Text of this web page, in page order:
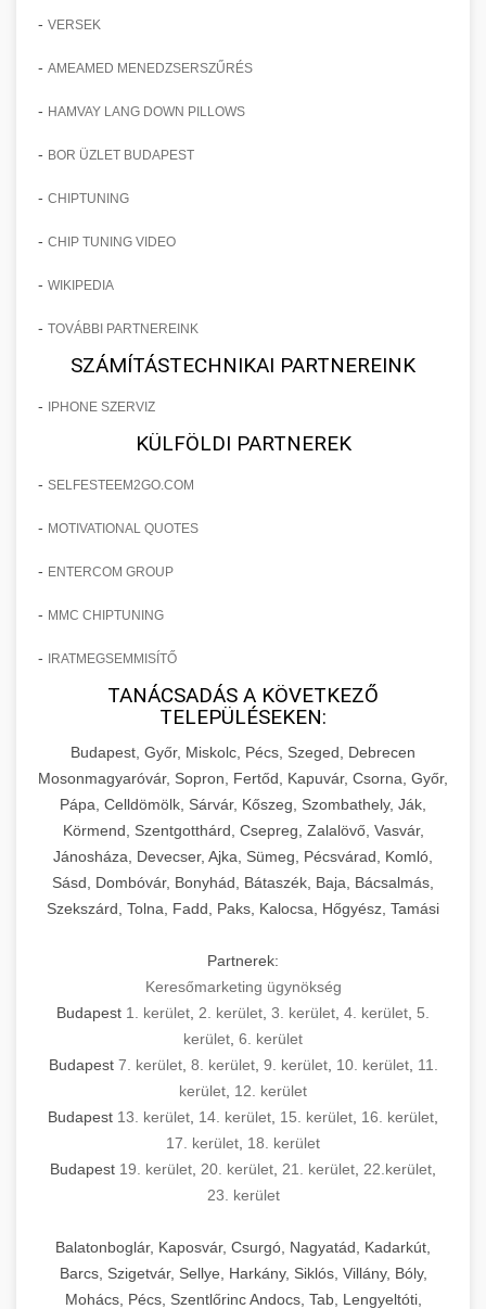
- VERSEK
- AMEAMED MENEDZSERSZŰRÉS
- HAMVAY LANG DOWN PILLOWS
- BOR ÜZLET BUDAPEST
- CHIPTUNING
- CHIP TUNING VIDEO
- WIKIPEDIA
- TOVÁBBI PARTNEREINK
SZÁMÍTÁSTECHNIKAI PARTNEREINK
- IPHONE SZERVIZ
KÜLFÖLDI PARTNEREK
- SELFESTEEM2GO.COM
- MOTIVATIONAL QUOTES
- ENTERCOM GROUP
- MMC CHIPTUNING
- IRATMEGSEMMISÍTŐ
TANÁCSADÁS A KÖVETKEZŐ
TELEPÜLÉSEKEN:
Budapest, Győr, Miskolc, Pécs, Szeged, Debrecen
Mosonmagyaróvár, Sopron, Fertőd, Kapuvár, Csorna, Győr,
Pápa, Celldömölk, Sárvár, Kőszeg, Szombathely, Ják,
Körmend, Szentgotthárd, Csepreg, Zalalövő, Vasvár,
Jánosháza, Devecser, Ajka, Sümeg, Pécsvárad, Komló,
Sásd, Dombóvár, Bonyhád, Bátaszék, Baja, Bácsalmás,
Szekszárd, Tolna, Fadd, Paks, Kalocsa, Hőgyész, Tamási
Partnerek:
Keresőmarketing ügynökség
Budapest 1. kerület 2. kerület 3. kerület 4. kerület 5.
kerület 6. kerület
Budapest 7. kerület, 8. kerület, 9. kerület, 10. kerület, 11.
kerület 12. kerület
Budapest 13. kerület 14. kerület 15. kerület 16. kerület
17. kerület 18. kerület
Budapest 19. kerület 20. kerület 21. kerület 22.kerület
23. kerület
Balatonboglár, Kaposvár, Csurgó, Nagyatád, Kadarkút,
Barcs, Szigetvár, Sellye, Harkány, Siklós, Villány, Bóly,
Mohács, Pécs, Szentlőrinc Andocs, Tab, Lengyeltóti,